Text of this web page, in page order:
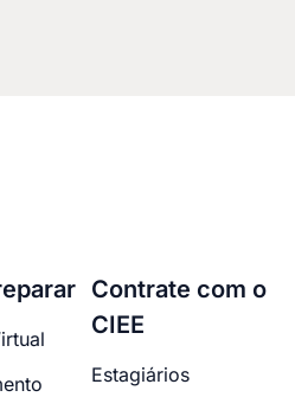
Contrate com o
CIEE
Estagiários